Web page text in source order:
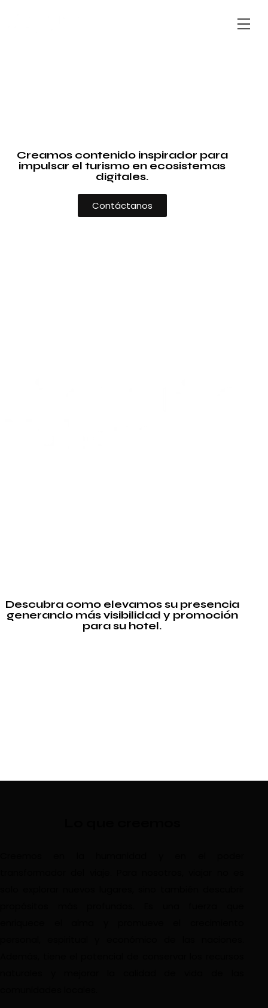
Creamos contenido inspirador para
impulsar el turismo en ecosistemas
digitales.
Contáctanos
Descubra como elevamos su presencia
generando más visibilidad y promoción
para su hotel.